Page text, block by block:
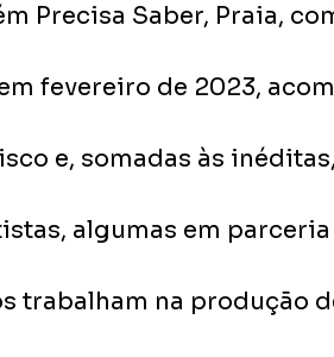
Precisa Saber, Praia,
fevereiro de 2023,
e, somadas às
algumas em parceria
trabalham na produção